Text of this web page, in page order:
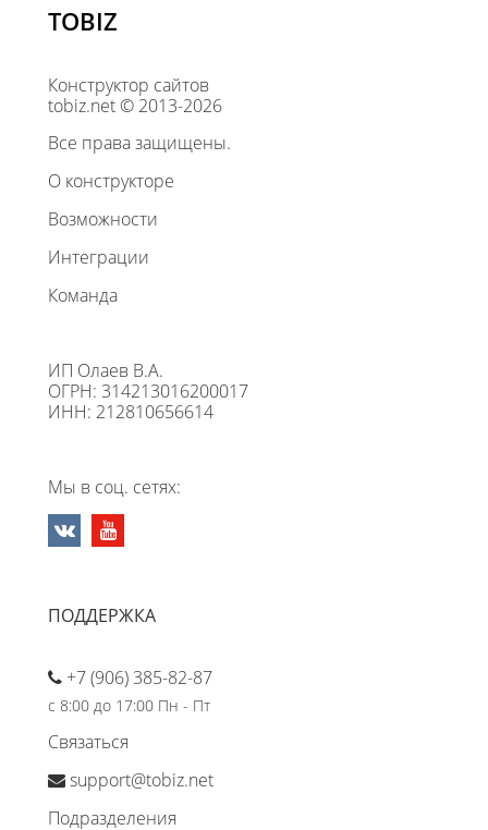
TOBIZ
Конструктор сайтов
tobiz.net © 2013-2026
Все права защищены.
О конструкторе
Возможности
Интеграции
Команда
ИП Олаев В.А.
ОГРН: 314213016200017
ИНН: 212810656614
Мы в соц. сетях:
ПОДДЕРЖКА
+7 (906) 385-82-87
с 8:00 до 17:00 Пн - Пт
Связаться
support@tobiz.net
Подразделения